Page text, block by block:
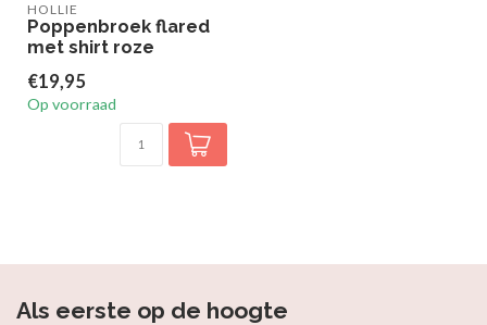
HOLLIE
Poppenbroek flared
met shirt roze
€19,95
Op voorraad
Als eerste op de hoogte